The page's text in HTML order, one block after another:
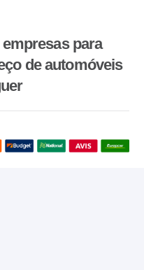
para
de automóveis